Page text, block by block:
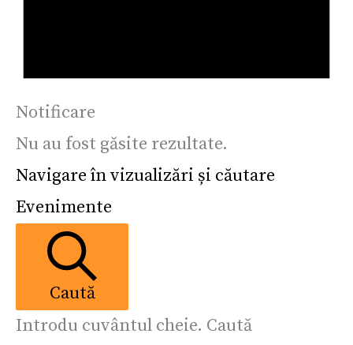
Notificare
Nu au fost găsite rezultate.
Navigare în vizualizări și căutare
Evenimente
Caută
Introdu cuvântul cheie. Caută